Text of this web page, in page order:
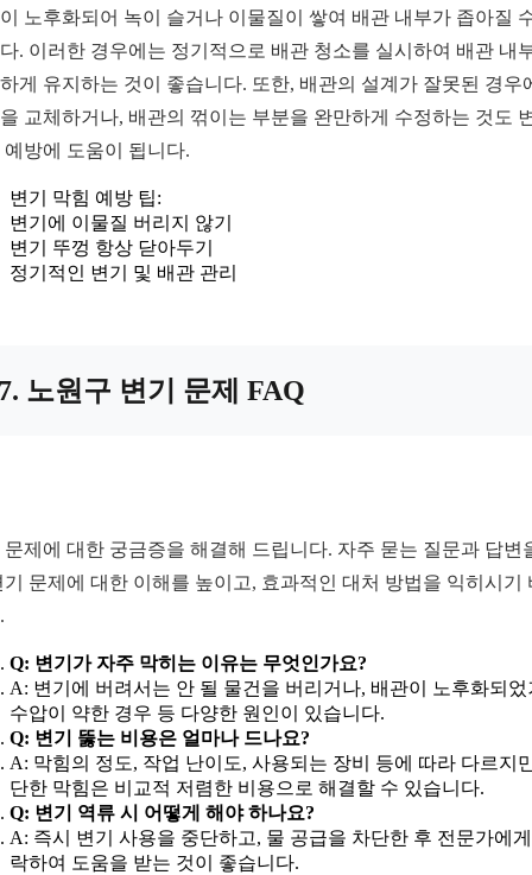
노후화되어 녹이 슬거나 이물질이 쌓여 배관 내부가 좁아질
. 이러한 경우에는 정기적으로 배관 청소를 실시하여 배관 내
게 유지하는 것이 좋습니다. 또한, 배관의 설계가 잘못된 경우
교체하거나, 배관의 꺾이는 부분을 완만하게 수정하는 것도
예방에 도움이 됩니다.
변기 막힘 예방 팁:
변기에 이물질 버리지 않기
변기 뚜껑 항상 닫아두기
정기적인 변기 및 배관 관리
노원구 변기 문제 FAQ
문제에 대한 궁금증을 해결해 드립니다. 자주 묻는 질문과 답변
기 문제에 대한 이해를 높이고, 효과적인 대처 방법을 익히시기
Q: 변기가 자주 막히는 이유는 무엇인가요?
A: 변기에 버려서는 안 될 물건을 버리거나, 배관이 노후화되었
수압이 약한 경우 등 다양한 원인이 있습니다.
Q: 변기 뚫는 비용은 얼마나 드나요?
A: 막힘의 정도, 작업 난이도, 사용되는 장비 등에 따라 다르지
단한 막힘은 비교적 저렴한 비용으로 해결할 수 있습니다.
Q: 변기 역류 시 어떻게 해야 하나요?
A: 즉시 변기 사용을 중단하고, 물 공급을 차단한 후 전문가에
락하여 도움을 받는 것이 좋습니다.